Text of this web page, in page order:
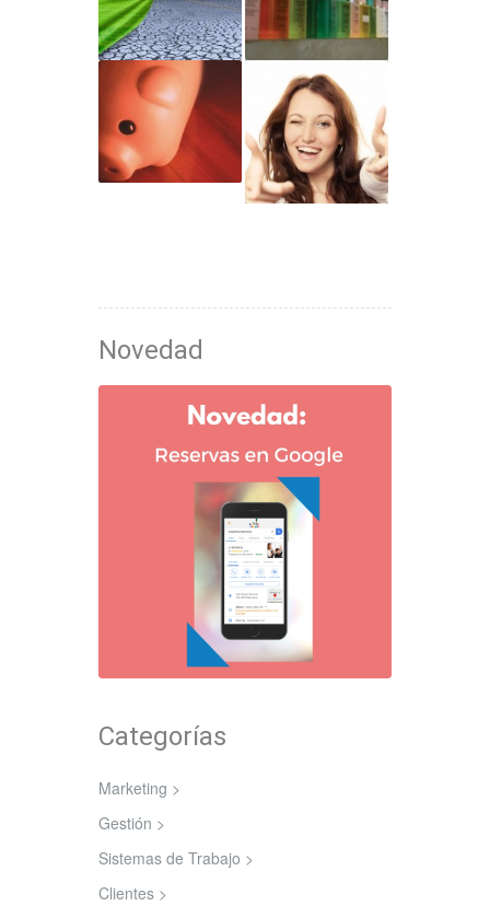
Novedad
Categorías
Marketing >
Gestión >
Sistemas de Trabajo >
Clientes >